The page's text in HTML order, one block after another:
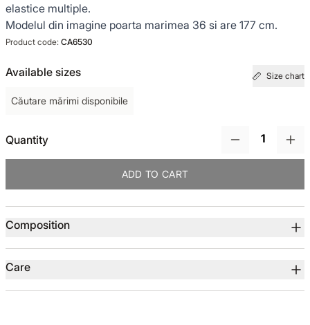
elastice multiple.
Modelul din imagine poarta marimea 36 si are 177 cm.
Product code: CA6530
Available sizes Size chart
Căutare mărimi disponibile
Quantity
ADD TO CART
Composition
Care
GARDEROBA DE VACANTA
TOTUL DE LA -50%